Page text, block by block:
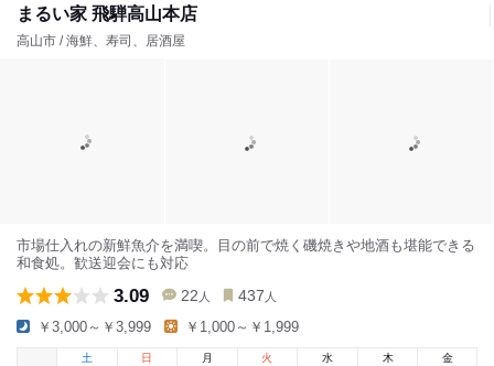
まるい家 飛騨高山本店
高山市 / 海鮮、寿司、居酒屋
市場仕入れの新鮮魚介を満喫。目の前で焼く磯焼きや地酒も堪能できる
和食処。歓送迎会にも対応
3.09 22 人 437 人
￥3,000～￥3,999 ￥1,000～￥1,999
土
日 月 火 水 木 金